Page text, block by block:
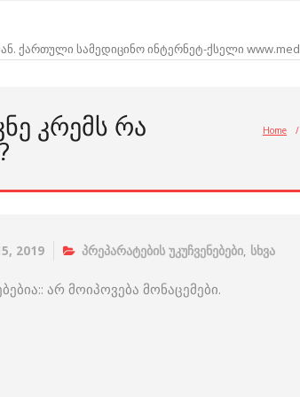
ქართული სამედიცინო ინტერნეტ-ქსელი
ᲙᲠᲔᲛᲡ ᲠᲐ Home /
2019 პრეპარატების უკუჩვენებები, სხვა
არ მოიპოვება მონაცემები.